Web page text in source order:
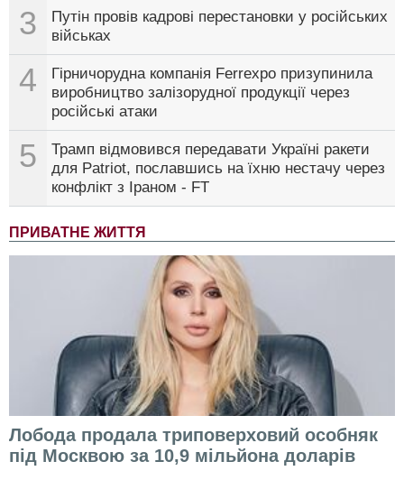
3
Путін провів кадрові перестановки у російських
військах
4
Гірничорудна компанія Ferrexpo призупинила
виробництво залізорудної продукції через
російські атаки
5
Трамп відмовився передавати Україні ракети
для Patriot, пославшись на їхню нестачу через
конфлікт з Іраном - FT
ПРИВАТНЕ ЖИТТЯ
Лобода продала триповерховий особняк
під Москвою за 10,9 мільйона доларів